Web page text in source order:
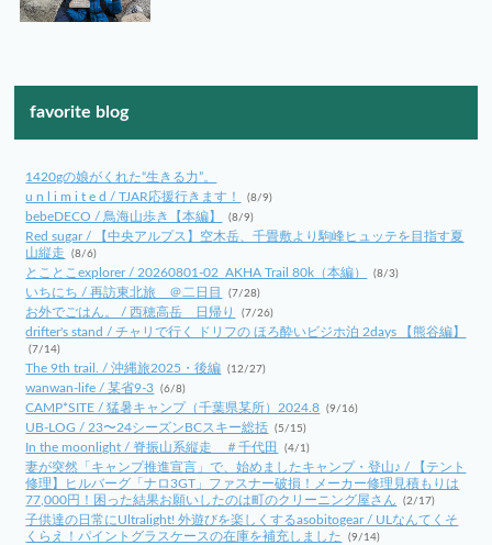
favorite blog
1420gの娘がくれた“生きる力”。
u n l i m i t e d / TJAR応援行きます！
(8/9)
bebeDECO / 鳥海山歩き【本編】 (8/9)
Red sugar / 【中央アルプス】空木岳、千畳敷より駒峰ヒュッテを目指す夏
山縦走
(8/6)
とことこexplorer / 20260801-02_AKHA Trail 80k（本編） (8/3)
いちにち / 再訪東北旅 ＠二日目 (7/28)
お外でごはん。 / 西穂高岳 日帰り (7/26)
drifter's stand / チャリで行く ドリフの ほろ酔いビジホ泊 2days 【熊谷編】
(7/14)
The 9th trail. / 沖縄旅2025・後編 (12/27)
wanwan-life / 某省9-3 (6/8)
CAMP*SITE / 猛暑キャンプ（千葉県某所）2024.8 (9/16)
UB-LOG / 23〜24シーズンBCスキー総括 (5/15)
In the moonlight / 脊振山系縦走 ＃千代田 (4/1)
妻が突然「キャンプ推進宣言」で、始めましたキャンプ・登山♪ / 【テント
修理】ヒルバーグ「ナロ3GT」ファスナー破損！メーカー修理見積もりは
77,000円！困った結果お願いしたのは町のクリーニング屋さん
(2/17)
子供達の日常にUltralight! 外遊びを楽しくするasobitogear / ULなんてくそ
くらえ！パイントグラスケースの在庫を補充しました
(9/14)